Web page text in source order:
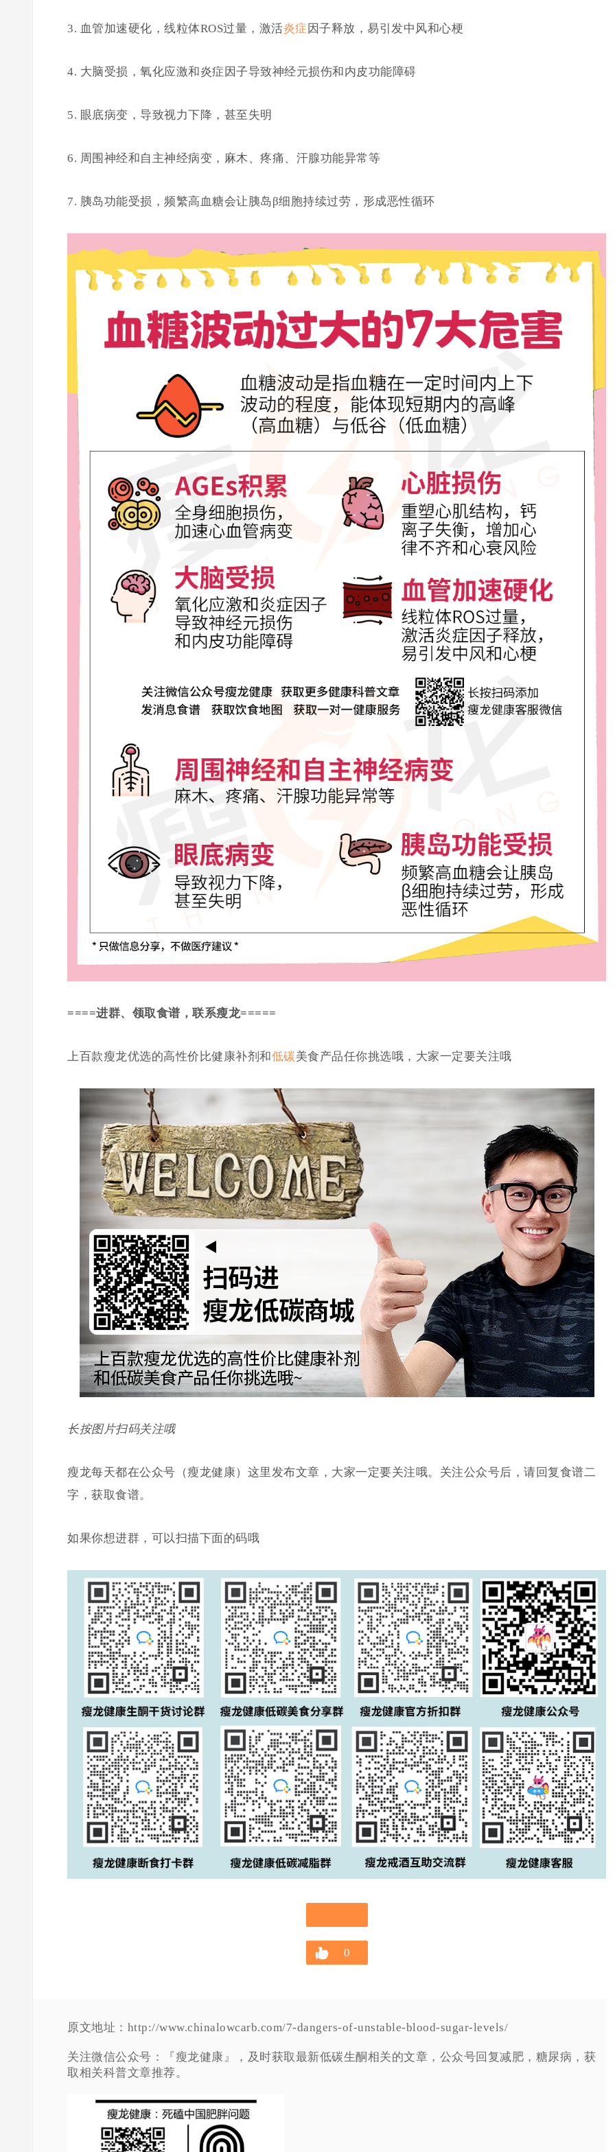
3. 血管加速硬化，线粒体ROS过量，激活炎症 因子释放，易引发中风和心梗
4. 大脑受损，氧化应激和炎症因子导致神经元损伤和内皮功能障碍
5. 眼底病变，导致视力下降，甚至失明
6. 周围神经和自主神经病变，麻木、疼痛、汗腺功能异常等
7. 胰岛功能受损，频繁高血糖会让胰岛β细胞持续过劳，形成恶性循环
====进群、领取食谱，联系瘦龙=====
上百款瘦龙优选的高性价比健康补剂和低碳美食产品任你挑选哦，大家一定要关注哦
长按图片扫码关注哦
瘦龙每天都在公众号（瘦龙健康）这里发布文章，大家一定要关注哦。关注公众号后，请回复食谱二
字，获取食谱。
如果你想进群，可以扫描下面的码哦
0
原文地址：http://www.chinalowcarb.com/7-dangers-of-unstable-blood-sugar-levels/
关注微信公众号：『瘦龙健康』，及时获取最新低碳生酮相关的文章，公众号回复减肥，糖尿病，获
取相关科普文章推荐。